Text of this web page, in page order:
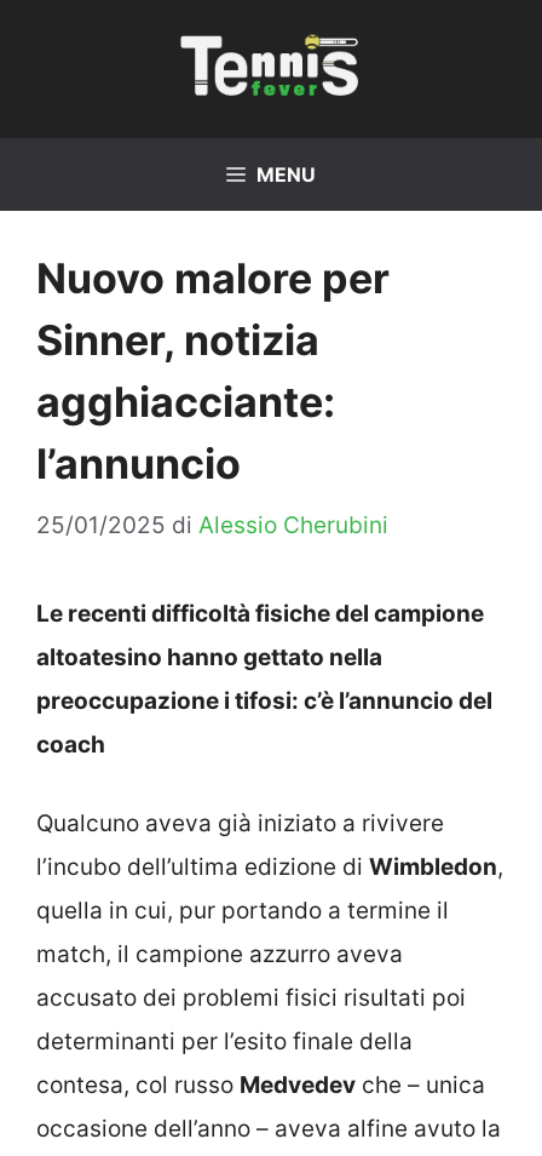
MENU
Nuovo malore per
Sinner, notizia
agghiacciante:
l’annuncio
25/01/2025 di Alessio Cherubini
Le recenti difficoltà fisiche del campione
altoatesino hanno gettato nella
preoccupazione i tifosi: c’è l’annuncio del
coach
Qualcuno aveva già iniziato a rivivere
l’incubo dell’ultima edizione di Wimbledon,
quella in cui, pur portando a termine il
match, il campione azzurro aveva
accusato dei problemi fisici risultati poi
determinanti per l’esito finale della
contesa, col russo Medvedev che – unica
occasione dell’anno – aveva alfine avuto la